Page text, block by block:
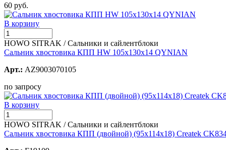
60 руб.
В корзину
HOWO SITRAK / Сальники и сайлентблоки
Сальник хвостовика КПП HW 105х130х14 QYNIAN
Арт.: AZ9003070105
по запросу
В корзину
HOWO SITRAK / Сальники и сайлентблоки
Сальник хвостовика КПП (двойной) (95х114х18) Createk